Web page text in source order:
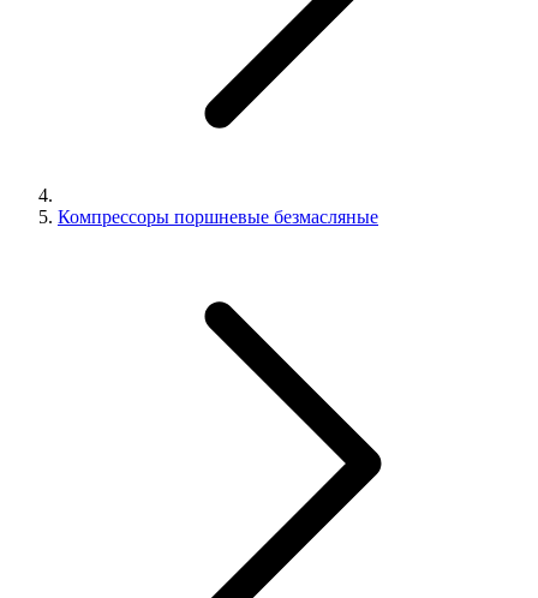
Компрессоры поршневые безмасляные